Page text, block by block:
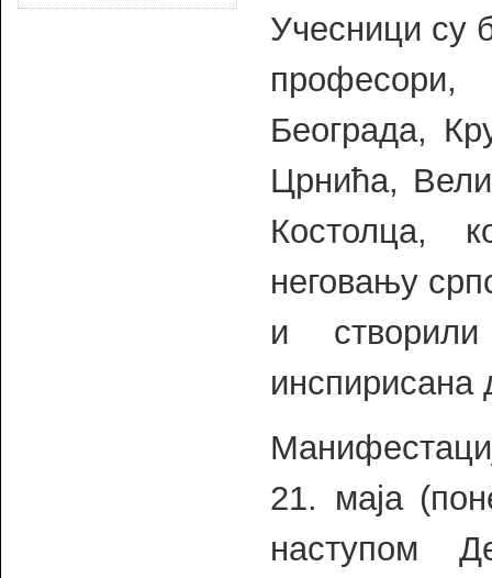
Учесници су
Београда,
Црнића,
Костолца,
неговању
и
21. маја
наступом